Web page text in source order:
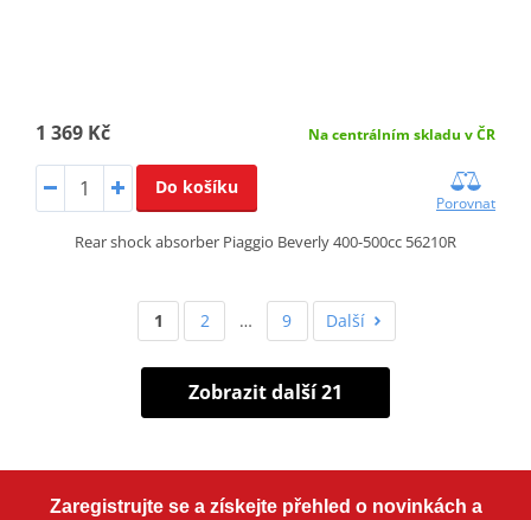
1 369 Kč Na centrálním skladu v ČR
Do košíku
Porovnat
Rear shock absorber Piaggio Beverly 400-500cc 56210R
1 2 … 9 Další
Zobrazit další 21
Zaregistrujte se a získejte přehled o novinkách a